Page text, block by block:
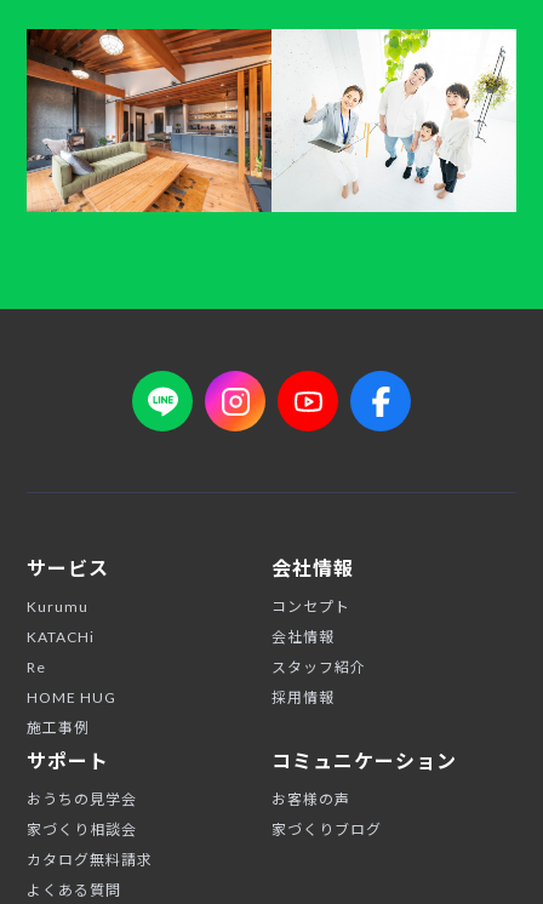
サービス
Kurumu
KATACHi
Re
HOME HUG
施工事例
会社情報
コンセプト
会社情報
スタッフ紹介
採用情報
サポート
おうちの見学会
家づくり相談会
カタログ無料請求
よくある質問
コミュニケーション
お客様の声
家づくりブログ